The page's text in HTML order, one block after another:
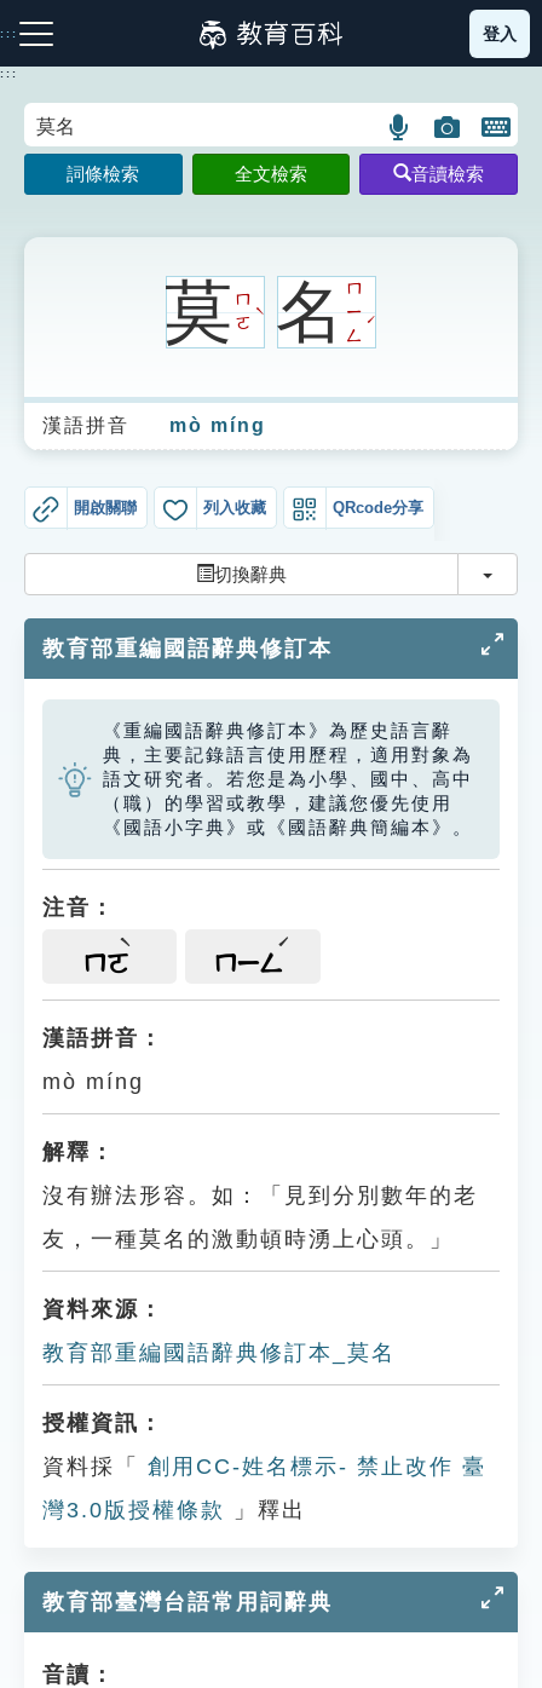
到
主
:::
注音索引圖示 筆畫索引圖示 部首索引表圖示
生字詞彙表
成語故事
索引選單
單字索引
生命大百科索引
遊戲專區
教學應用
貓頭鷹博士
登入
:::
語
言
搜
圖
片
搜
開
鍵
圖
詞條檢索 全文檢索 音讀檢索
莫ㄇ
ㄛ
ˋ 名ㄇ
ㄧ
ㄥ
ˊ
漢語拼音 mò míng
開啟關聯 列入收藏 QRcode分享
切換辭典 切換
教育部重編國語辭典修訂本
《重編國語辭典修訂本》為歷史語言辭
典，主要記錄語言使用歷程，適用對象為
語文研究者。若您是為小學、國中、高中
（職）的學習或教學，建議您優先使用
《國語小字典》或《國語辭典簡編本》。
注音：
ㄇㄛ ㄇㄧㄥ
漢語拼音：
mò míng
解釋：
沒有辦法形容。如：「見到分別數年的老
友，一種莫名的激動頓時湧上心頭。」
資料來源：
教育部重編國語辭典修訂本_莫名
授權資訊：
資料採「
創用CC-姓名標示- 禁止改作 臺
灣3.0版授權條款
」釋出
教育部臺灣台語常用詞辭典
音讀：